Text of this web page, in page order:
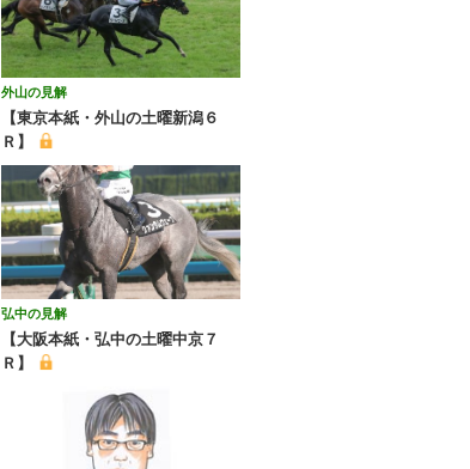
外山の見解
【東京本紙・外山の土曜新潟６
Ｒ】
弘中の見解
【大阪本紙・弘中の土曜中京７
Ｒ】